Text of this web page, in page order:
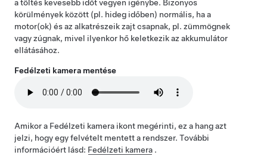
a töltés kevesebb időt vegyen igénybe. Bizonyos
körülmények között (pl. hideg időben) normális, ha a
motor(ok) és az alkatrészeik zajt csapnak, pl. zümmögnek
vagy zúgnak, mivel ilyenkor hő keletkezik az akkumulátor
ellátásához.
Fedélzeti kamera mentése
Amikor a Fedélzeti kamera ikont megérinti, ez a hang azt
jelzi, hogy egy felvételt mentett a rendszer. További
információért lásd: Fedélzeti kamera .